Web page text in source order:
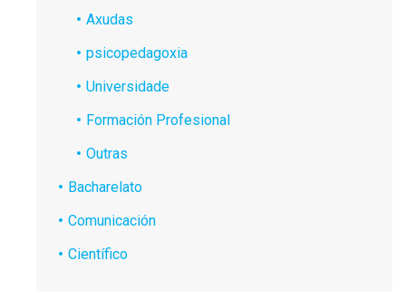
Axudas
psicopedagoxia
Universidade
Formación Profesional
Outras
Bacharelato
Comunicación
Científico